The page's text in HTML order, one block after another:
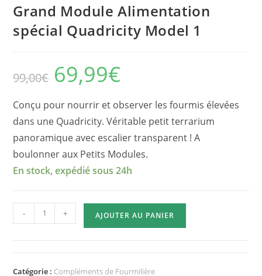
Grand Module Alimentation
spécial Quadricity Model 1
99,00€
Le
prix
initial
69,99€
69,99€.
Conçu pour nourrir et observer les fourmis élevées
dans une Quadricity. Véritable petit terrarium
panoramique avec escalier transparent ! A
boulonner aux Petits Modules.
En stock, expédié sous 24h
quantité
de
Alimentation
- + AJOUTER AU PANIER
Catégorie : Compléments de Fourmilière